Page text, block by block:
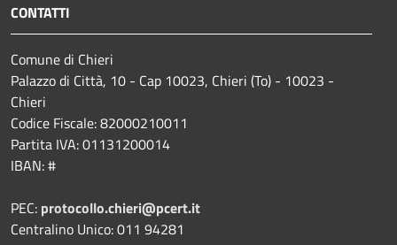
CONTATTI
Comune di Chieri
Palazzo di Città, 10 - Cap 10023, Chieri (To) - 10023 -
Chieri
Codice Fiscale: 82000210011
Partita IVA: 01131200014
IBAN: #
PEC: protocollo.chieri@pcert.it
Centralino Unico: 011 94281